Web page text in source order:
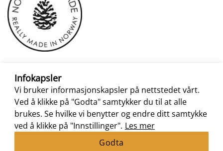
Infokapsler
Vi bruker informasjonskapsler på nettstedet vårt.
Ved å klikke på "Godta" samtykker du til at alle
brukes. Se hvilke vi benytter og endre ditt samtykke
ved å klikke på "Innstillinger". Les mer
Godta